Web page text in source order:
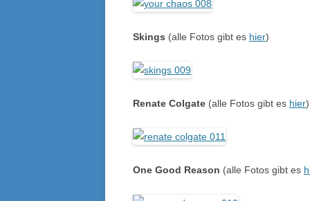
Skings (alle Fotos gibt es hier)
Renate Colgate (alle Fotos gibt es hier)
One Good Reason (alle Fotos gibt es